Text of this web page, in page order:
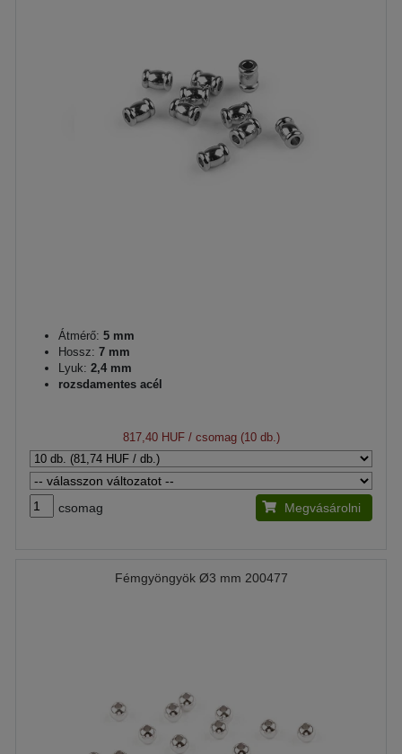
Átmérő: 5 mm
Hossz: 7 mm
Lyuk: 2,4 mm
rozsdamentes acél
817,40 HUF/ csomag (10 db.)
csomag Megvásárolni
Fémgyöngyök Ø3 mm 200477